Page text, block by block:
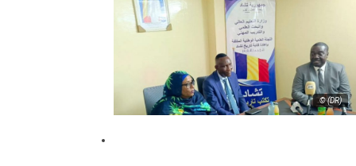
© (DR)